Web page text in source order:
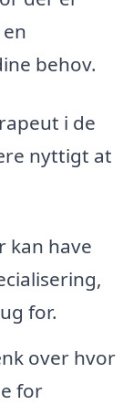
behov.
i de
nyttigt at
kan have
for.
over hvor
for